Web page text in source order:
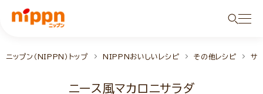
ニップン（NIPPN）トップ NIPPNおいしいレシピ その他レシピ サ
ニース風マカロニサラダ